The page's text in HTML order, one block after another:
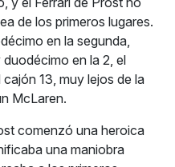
de los primeros lugares.
en la segunda,
en la 2, el
13, muy lejos de la
McLaren.
comenzó una heroica
una maniobra